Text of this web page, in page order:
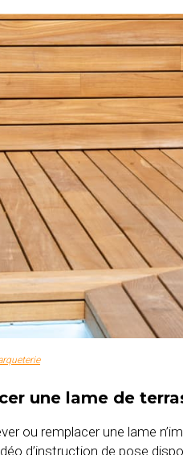
une lame de
ou remplacer une lame
d’instruction de pose